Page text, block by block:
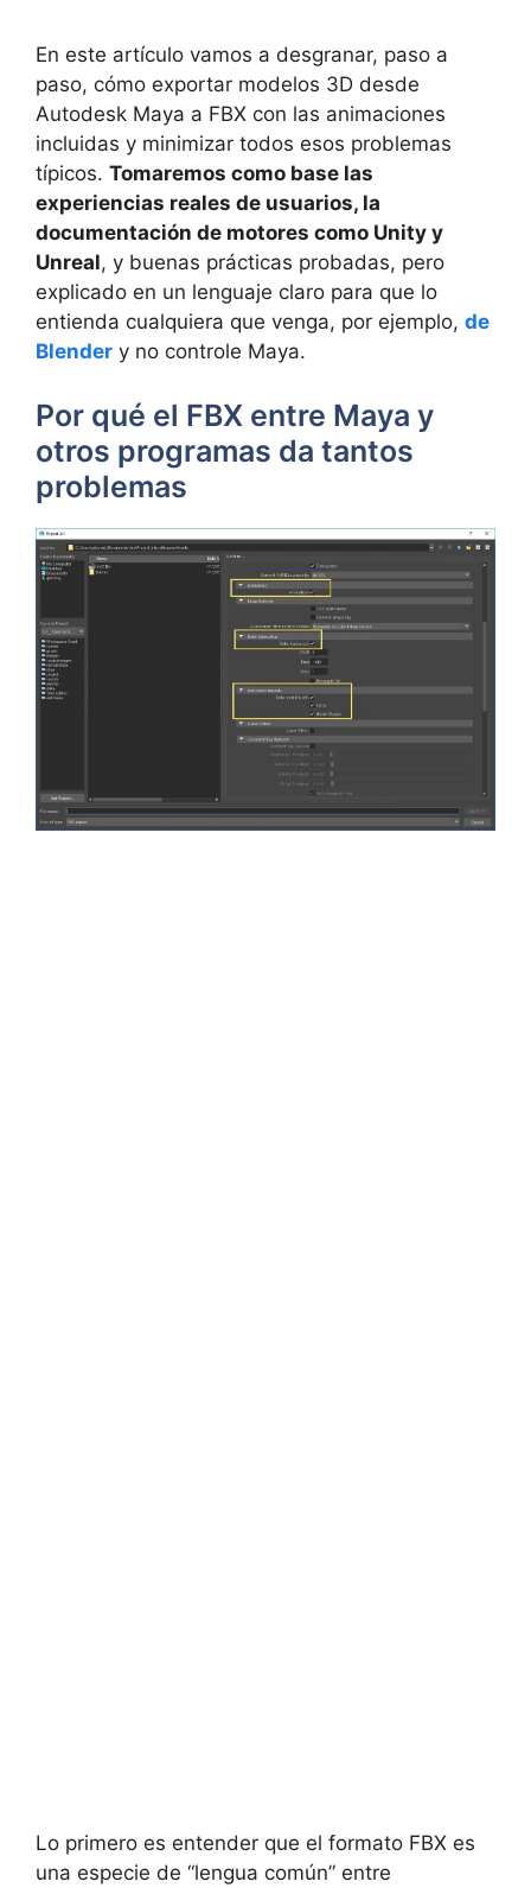
En este artículo vamos a desgranar, paso a
paso, cómo exportar modelos 3D desde
Autodesk Maya a FBX con las animaciones
incluidas y minimizar todos esos problemas
típicos. Tomaremos como base las
experiencias reales de usuarios, la
documentación de motores como Unity y
Unreal, y buenas prácticas probadas, pero
explicado en un lenguaje claro para que lo
entienda cualquiera que venga, por ejemplo, de
Blender y no controle Maya.
Por qué el FBX entre Maya y
otros programas da tantos
problemas
Lo primero es entender que el formato FBX es
una especie de “lengua común” entre